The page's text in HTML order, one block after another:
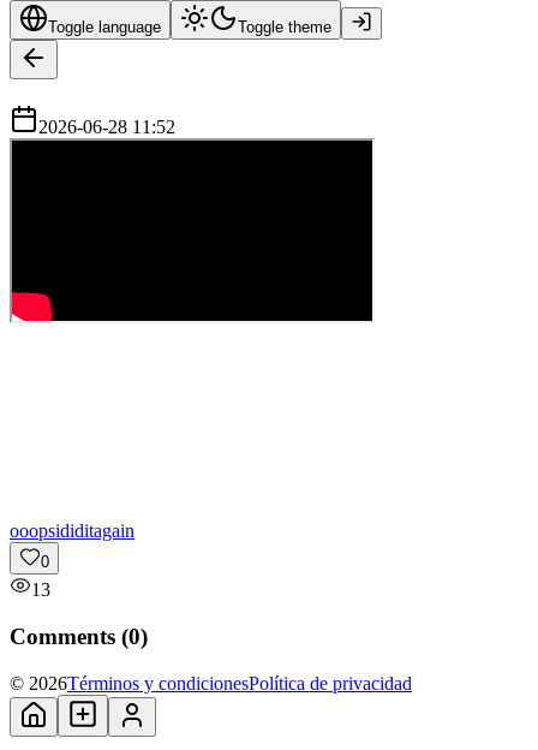
Toggle language Toggle theme
2026-06-28 11:52
ooopsididitagain
0
13
Comments (0)
© 2026Términos y condicionesPolítica de privacidad